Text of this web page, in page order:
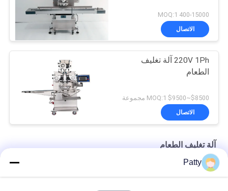
400-15000 MOQ:1
الاتصال
220V 1Ph آلة تغليف
الطعام
$8500~$9500 MOQ:1 مجموعة
الاتصال
آلة تغليف الطعام
220V 1Ph آلة تغليف الطعام لكعكة القمر
Patty